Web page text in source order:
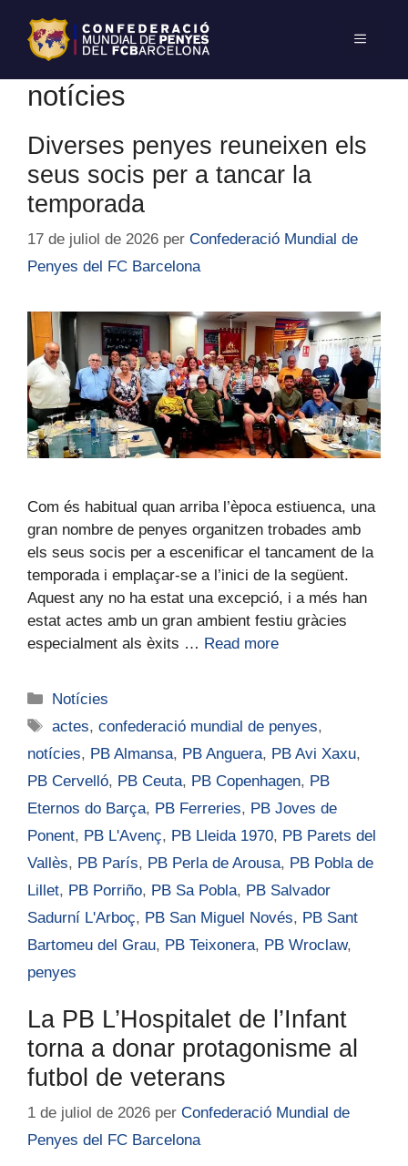
notícies
Diverses penyes reuneixen els
seus socis per a tancar la
temporada
17 de juliol de 2026 per Confederació Mundial de
Penyes del FC Barcelona
Com és habitual quan arriba l’època estiuenca, una
gran nombre de penyes organitzen trobades amb
els seus socis per a escenificar el tancament de la
temporada i emplaçar-se a l’inici de la següent.
Aquest any no ha estat una excepció, i a més han
estat actes amb un gran ambient festiu gràcies
especialment als èxits … Read more
Notícies
actes,confederació mundial de penyes,
notícies, PB Almansa, PB Anguera, PB Avi Xaxu,
PB Cervelló, PB Ceuta, PB Copenhagen, PB
Eternos do Barça, PB Ferreries, PB Joves de
Ponent, PB L'Avenç, PB Lleida 1970, PB Parets del
Vallès, PB París, PB Perla de Arousa, PB Pobla de
Lillet, PB Porriño, PB Sa Pobla, PB Salvador
Sadurní L'Arboç, PB San Miguel Novés, PB Sant
Bartomeu del Grau, PB Teixonera, PB Wroclaw,
penyes
La PB L’Hospitalet de l’Infant
torna a donar protagonisme al
futbol de veterans
1 de juliol de 2026 per Confederació Mundial de
Penyes del FC Barcelona